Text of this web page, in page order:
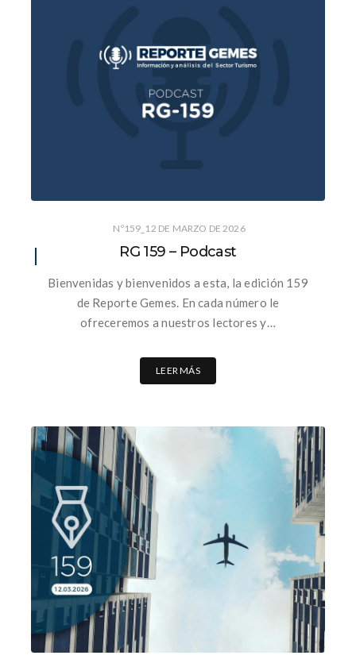
Nº159_12 DE MARZO DE 2026
RG 159 – Podcast
Bienvenidas y bienvenidos a esta, la edición 159
de Reporte Gemes. En cada número le
ofreceremos a nuestros lectores y…
LEER MÁS